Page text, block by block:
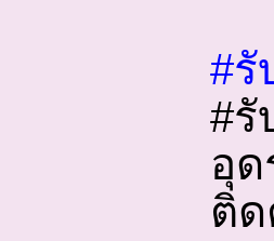
#
#รั
อุ
ติ